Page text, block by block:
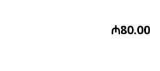
₼80.00